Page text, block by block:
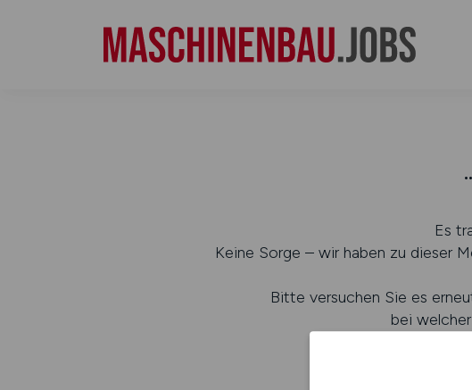
Es
Keine Sorge – wir haben zu dieser
Bitte versuchen Sie es
bei